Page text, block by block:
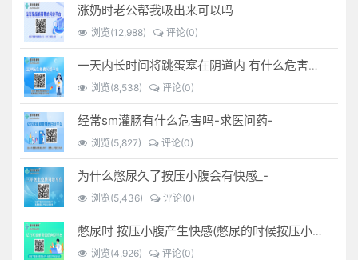
涨奶时老公帮我吸出来可以吗
浏览(12,988) 评论(0)
一天内长时间将跳蛋塞在阴道内 有什么危害免...(跳蛋是放哪里)
浏览(8,538) 评论(0)
经常sm灌肠有什么危害吗-求医问药-
浏览(5,827) 评论(0)
为什么憋尿久了按压小腹会有快感_-
浏览(5,436) 评论(0)
憋尿时 按压小腹产生快感(憋尿的时候按压小腹是什么感觉)
浏览(4,926) 评论(0)